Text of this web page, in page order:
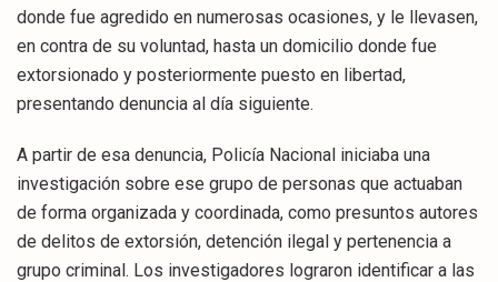
donde fue agredido en numerosas ocasiones, y le llevasen,
en contra de su voluntad, hasta un domicilio donde fue
extorsionado y posteriormente puesto en libertad,
presentando denuncia al día siguiente.
A partir de esa denuncia, Policía Nacional iniciaba una
investigación sobre ese grupo de personas que actuaban
de forma organizada y coordinada, como presuntos autores
de delitos de extorsión, detención ilegal y pertenencia a
grupo criminal. Los investigadores lograron identificar a las